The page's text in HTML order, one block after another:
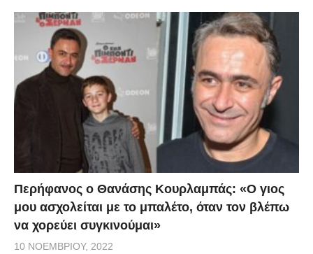
Περήφανος ο Θανάσης Κουρλαμπάς: «Ο γιος
μου ασχολείται με το μπαλέτο, όταν τον βλέπω
να χορεύει συγκινούμαι»
10 ΝΟΕΜΒΡΊΟΥ, 2022